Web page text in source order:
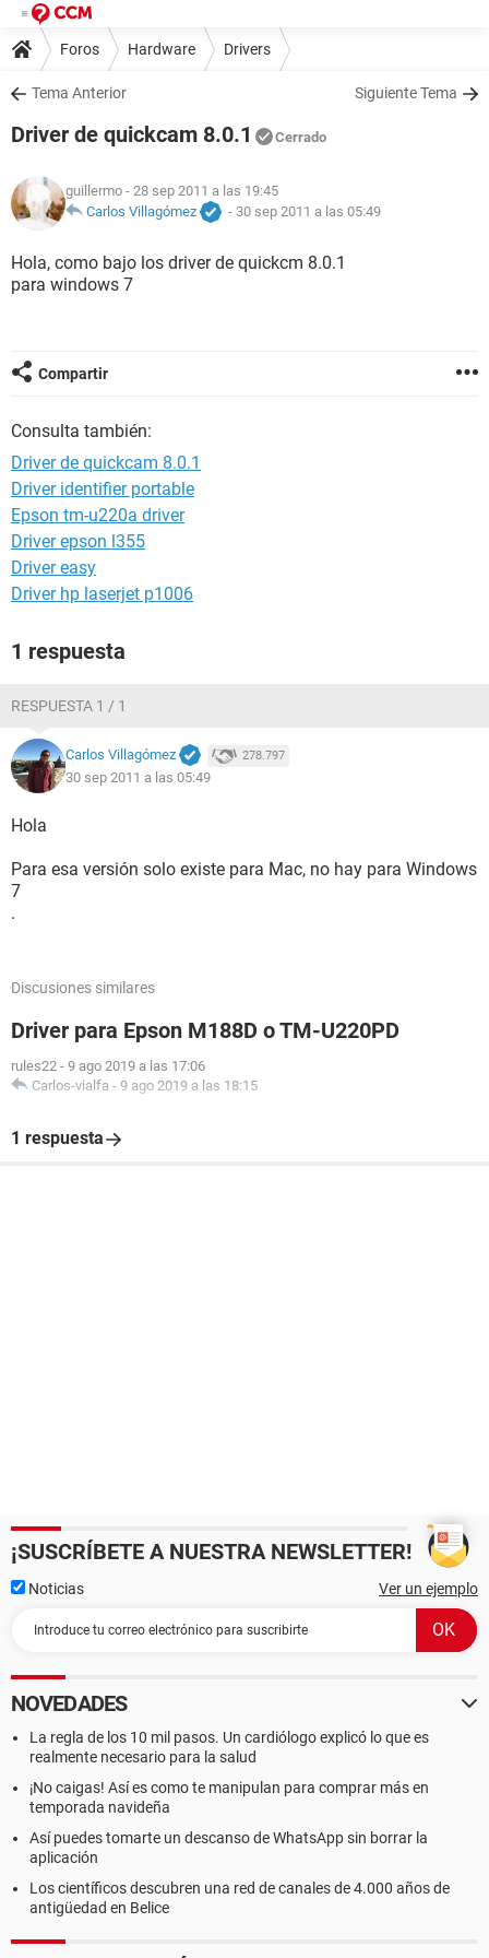
Foros Hardware Drivers
Tema Anterior Siguiente Tema
Driver de quickcam 8.0.1 Cerrado
guillermo - 28 sep 2011 a las 19:45
Carlos Villagómez
- 30 sep 2011 a las 05:49
Hola, como bajo los driver de quickcm 8.0.1
para windows 7
Compartir
Consulta también:
Driver de quickcam 8.0.1
Driver identifier portable
Epson tm-u220a driver
Driver epson l355
Driver easy
Driver hp laserjet p1006
1 respuesta
RESPUESTA 1 / 1
Carlos Villagómez 278.797
30 sep 2011 a las 05:49
Hola
Para esa versión solo existe para Mac, no hay para Windows
7
.
Discusiones similares
Driver para Epson M188D o TM-U220PD
rules22 - 9 ago 2019 a las 17:06
Carlos-vialfa - 9 ago 2019 a las 18:15
1 respuesta
¡SUSCRÍBETE A NUESTRA NEWSLETTER!
Noticias Ver un ejemplo
NOVEDADES
La regla de los 10 mil pasos. Un cardiólogo explicó lo que es
realmente necesario para la salud
¡No caigas! Así es como te manipulan para comprar más en
temporada navideña
Así puedes tomarte un descanso de WhatsApp sin borrar la
aplicación
Los científicos descubren una red de canales de 4.000 años de
antigüedad en Belice